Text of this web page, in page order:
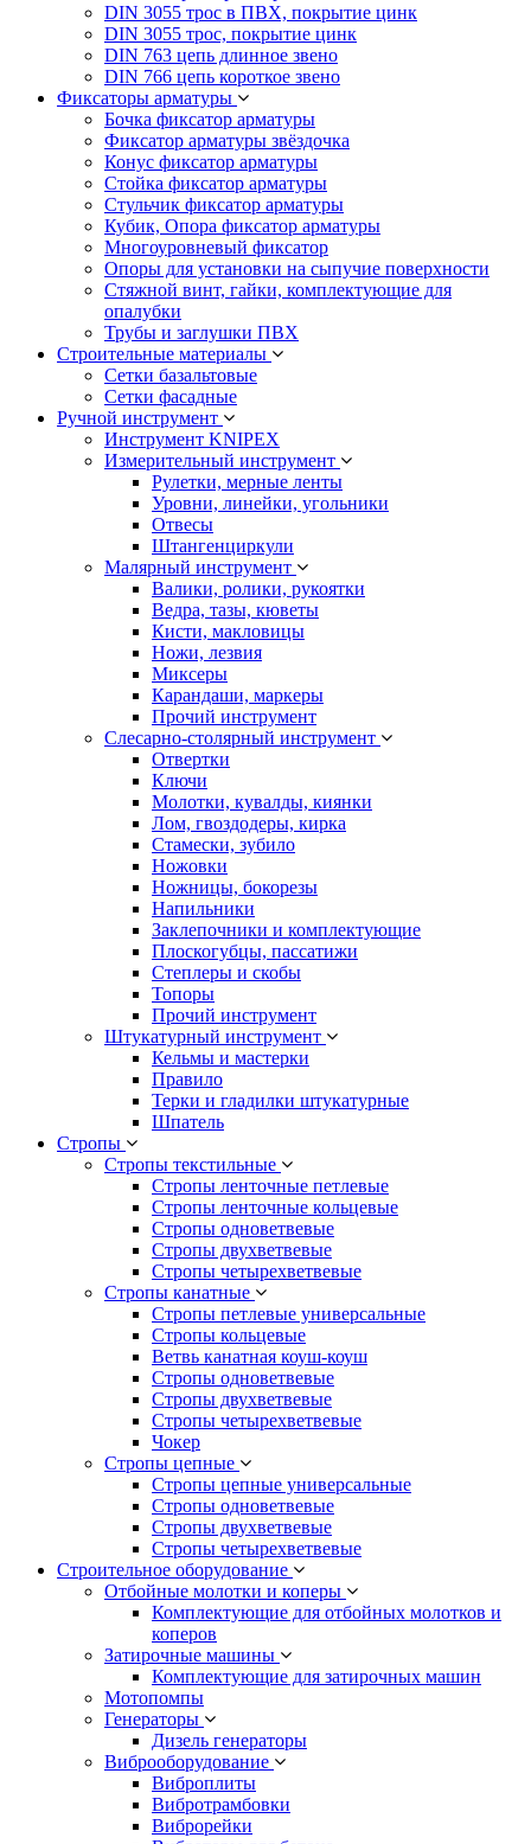
DIN 3055 трос в ПВХ, покрытие цинк
DIN 3055 трос, покрытие цинк
DIN 763 цепь длинное звено
DIN 766 цепь короткое звено
Фиксаторы арматуры
Бочка фиксатор арматуры
Фиксатор арматуры звёздочка
Конус фиксатор арматуры
Стойка фиксатор арматуры
Стульчик фиксатор арматуры
Кубик, Опора фиксатор арматуры
Многоуровневый фиксатор
Опоры для установки на сыпучие поверхности
Стяжной винт, гайки, комплектующие для
опалубки
Трубы и заглушки ПВХ
Строительные материалы
Сетки базальтовые
Сетки фасадные
Ручной инструмент
Инструмент KNIPEX
Измерительный инструмент
Рулетки, мерные ленты
Уровни, линейки, угольники
Отвесы
Штангенциркули
Малярный инструмент
Валики, ролики, рукоятки
Ведра, тазы, кюветы
Кисти, макловицы
Ножи, лезвия
Миксеры
Карандаши, маркеры
Прочий инструмент
Слесарно-столярный инструмент
Отвертки
Ключи
Молотки, кувалды, киянки
Лом, гвоздодеры, кирка
Стамески, зубило
Ножовки
Ножницы, бокорезы
Напильники
Заклепочники и комплектующие
Плоскогубцы, пассатижи
Степлеры и скобы
Топоры
Прочий инструмент
Штукатурный инструмент
Кельмы и мастерки
Правило
Терки и гладилки штукатурные
Шпатель
Стропы
Стропы текстильные
Стропы ленточные петлевые
Стропы ленточные кольцевые
Стропы одноветвевые
Стропы двухветвевые
Стропы четырехветвевые
Стропы канатные
Стропы петлевые универсальные
Стропы кольцевые
Ветвь канатная коуш-коуш
Стропы одноветвевые
Стропы двухветвевые
Стропы четырехветвевые
Чокер
Стропы цепные
Стропы цепные универсальные
Стропы одноветвевые
Стропы двухветвевые
Стропы четырехветвевые
Строительное оборудование
Отбойные молотки и коперы
Комплектующие для отбойных молотков и
коперов
Затирочные машины
Комплектующие для затирочных машин
Мотопомпы
Генераторы
Дизель генераторы
Виброоборудование
Виброплиты
Вибротрамбовки
Виброрейки